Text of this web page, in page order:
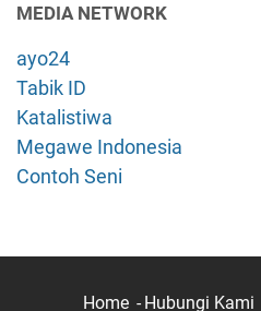
MEDIA NETWORK
ayo24
Tabik ID
Katalistiwa
Megawe Indonesia
Contoh Seni
Home Hubungi Kami